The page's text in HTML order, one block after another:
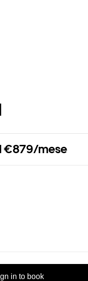
€879/mese
in to book